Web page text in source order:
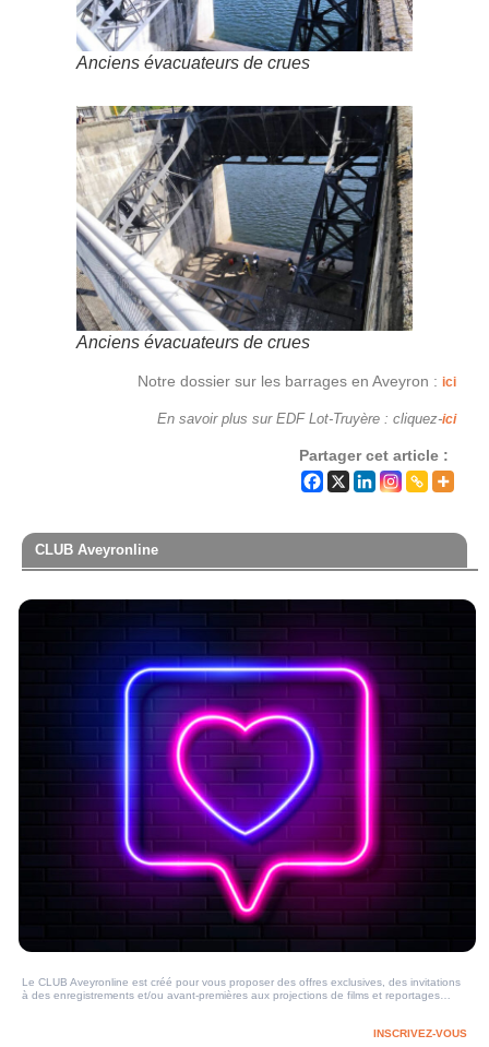
Anciens évacuateurs de crues
Anciens évacuateurs de crues
Notre dossier sur les barrages en Aveyron : ici
En savoir plus sur EDF Lot-Truyère : cliquez-ici
Partager cet article :
CLUB Aveyronline
Le CLUB Aveyronline est créé pour vous proposer des offres exclusives, des invitations
à des enregistrements et/ou avant-premières aux projections de films et reportages…
INSCRIVEZ-VOUS